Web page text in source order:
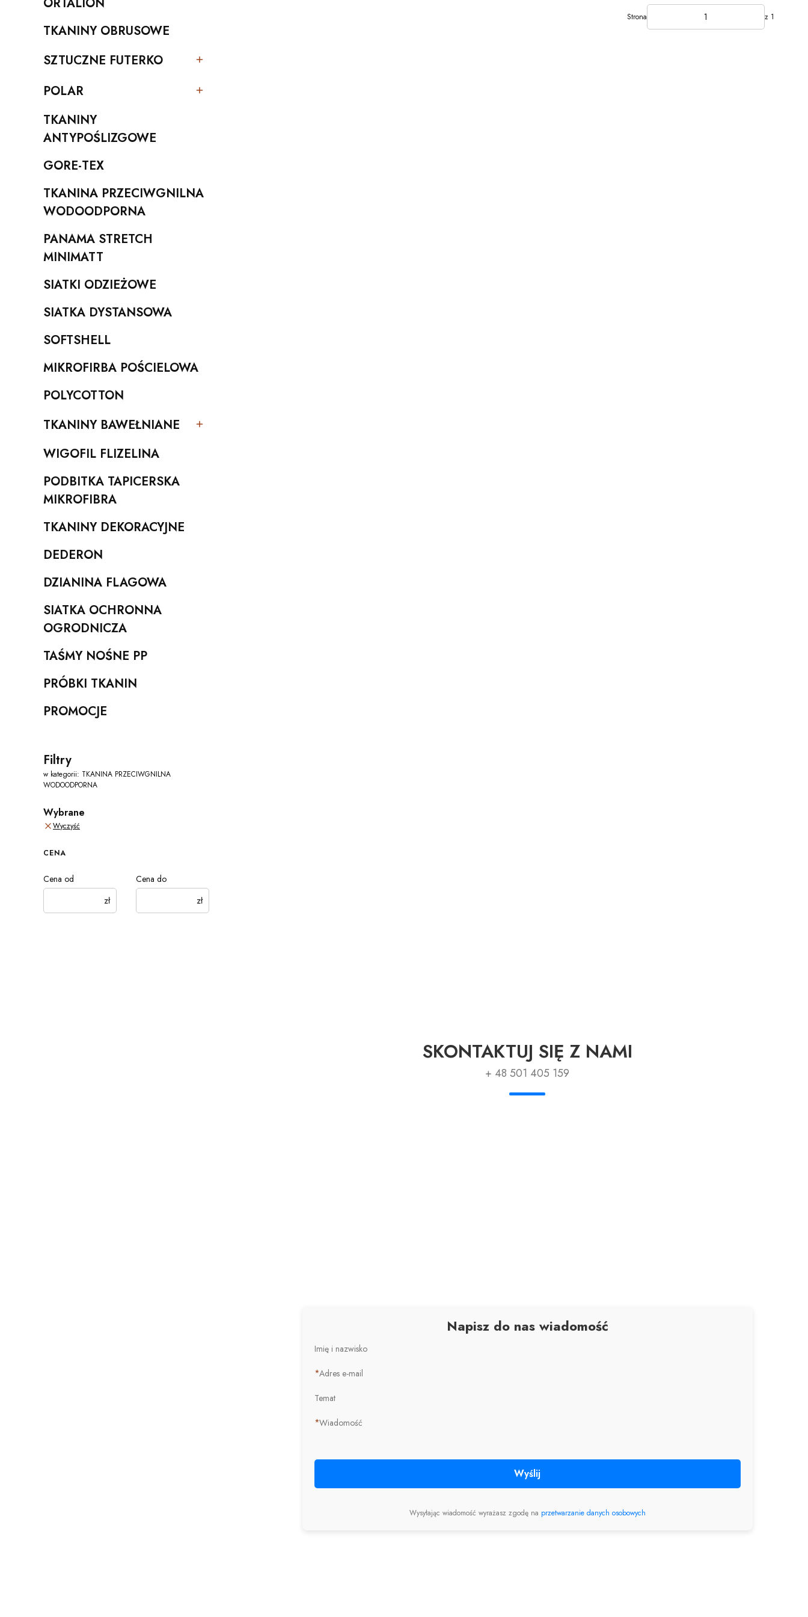
Kategoria - ORTALION
Kategoria - TKANINY OBRUSOWE
TKANINY OBRUSOWE
Kategoria - SZTUCZNE FUTERKO
SZTUCZNE FUTERKO
Kategoria - POLAR
POLAR
Kategoria - TKANINY ANTYPOŚLIZGOWE
TKANINY
ANTYPOŚLIZGOWE
Kategoria - GORE-TEX
GORE-TEX
Kategoria - TKANINA PRZECIWGNILNA WODOODPORNA
TKANINA PRZECIWGNILNA
WODOODPORNA
Kategoria - PANAMA STRETCH MINIMATT
PANAMA STRETCH
MINIMATT
Kategoria - SIATKI ODZIEŻOWE
SIATKI ODZIEŻOWE
Kategoria - SIATKA DYSTANSOWA
SIATKA DYSTANSOWA
Kategoria - SOFTSHELL
SOFTSHELL
Kategoria - MIKROFIRBA POŚCIELOWA
MIKROFIRBA POŚCIELOWA
Kategoria - POLYCOTTON
POLYCOTTON
Kategoria - TKANINY BAWEŁNIANE
TKANINY BAWEŁNIANE
Kategoria - WIGOFIL FLIZELINA
WIGOFIL FLIZELINA
Kategoria - PODBITKA TAPICERSKA MIKROFIBRA
PODBITKA TAPICERSKA
MIKROFIBRA
Kategoria - TKANINY DEKORACYJNE
TKANINY DEKORACYJNE
Kategoria - DEDERON
DEDERON
Kategoria - DZIANINA FLAGOWA
DZIANINA FLAGOWA
Kategoria - SIATKA OCHRONNA OGRODNICZA
SIATKA OCHRONNA
OGRODNICZA
Kategoria - TAŚMY NOŚNE PP
TAŚMY NOŚNE PP
Kategoria - PRÓBKI TKANIN
PRÓBKI TKANIN
Kategoria - PROMOCJE
PROMOCJE
Filtry
w kategorii: TKANINA PRZECIWGNILNA
WODOODPORNA
Wybrane
Wyczyść
CENA
Cena od
zł
Cena do
zł
Strona z 1
SKONTAKTUJ SIĘ Z NAMI
+ 48 501 405 159
Napisz do nas wiadomość
Imię i nazwisko
*Adres e-mail
Temat
*Wiadomość
Wyślij
Wysyłając wiadomość wyrażasz zgodę na przetwarzanie danych osobowych